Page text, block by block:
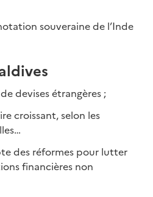
souveraine de l’Inde
devises étrangères ;
croissant, selon les
des réformes pour lutter
financières non